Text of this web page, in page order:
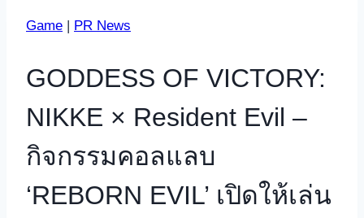
Game | PR News
GODDESS OF VICTORY:
NIKKE × Resident Evil –
กิจกรรมคอลแลบ
‘REBORN EVIL’ เปิดให้เล่น